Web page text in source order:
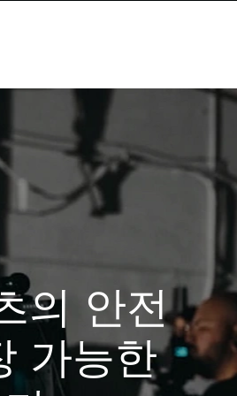
혁신적인
너십에 관